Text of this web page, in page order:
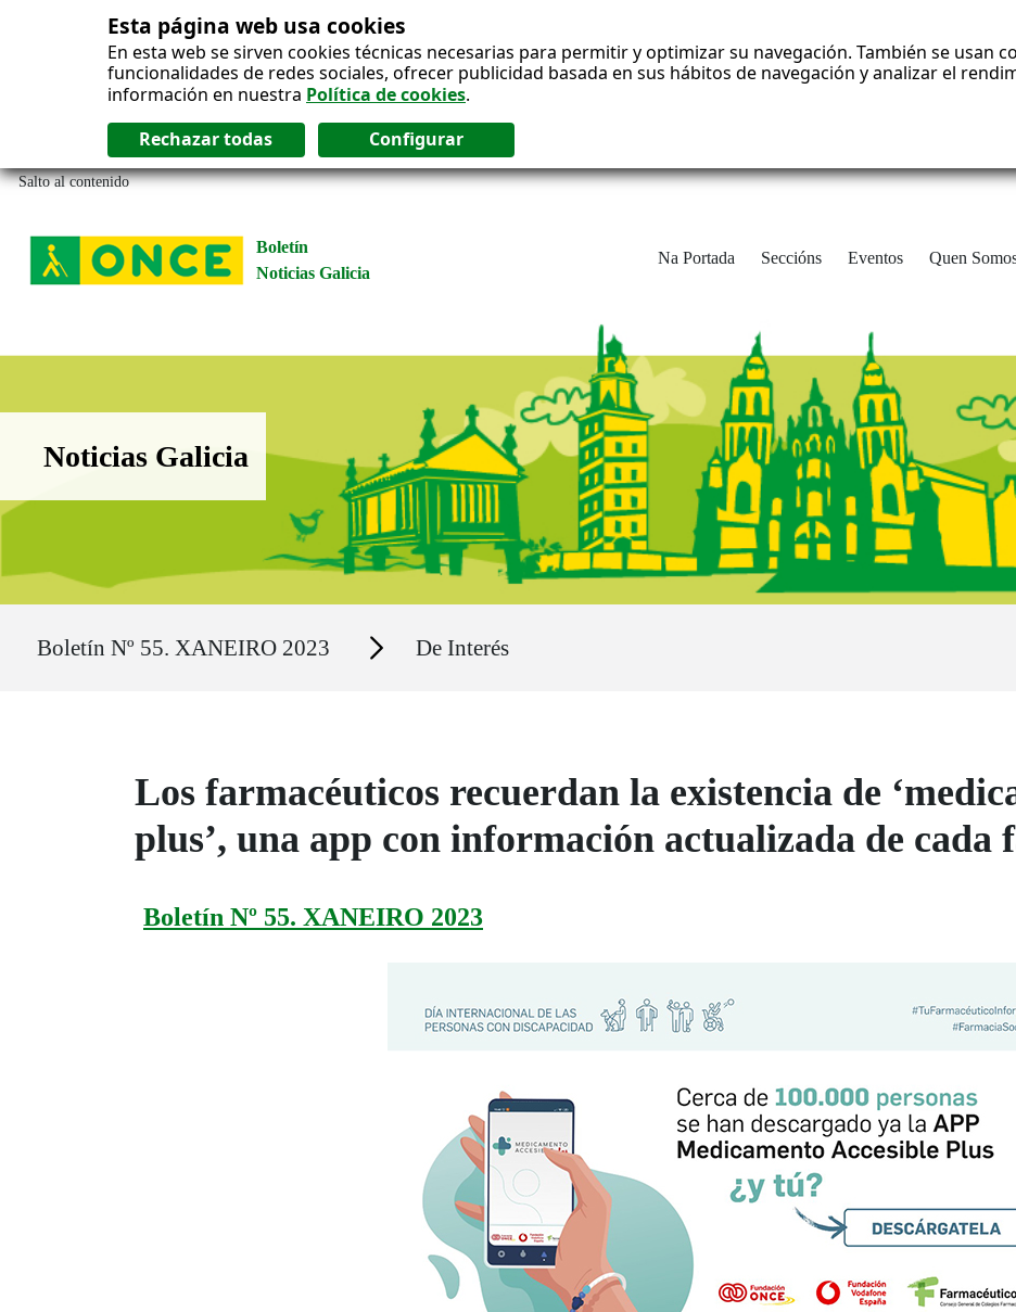
Esta página web usa cookies
En esta web se sirven cookies técnicas necesarias para permitir y optimizar su navegación. También se usan
funcionalidades de redes sociales, ofrecer publicidad basada en sus hábitos de navegación y analizar el
información en nuestra Política de cookies.
Salto al contenido
Boletín
Noticias Galicia
Na Portada Seccións Eventos Quen
Boletín Noticias Galicia
Noticias Galicia
Boletín Nº 55. XANEIRO 2023 Secciones De Interés
Los farmacéuticos recuerdan la existencia de
plus’, una app con información actualizada de cada
Boletín Nº 55. XANEIRO 2023